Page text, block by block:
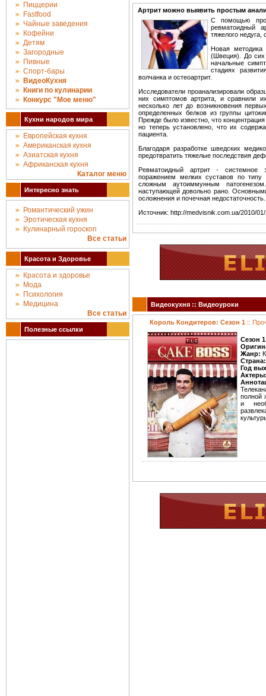
Пиццерии
Fastfood
Чайные заведения
Кофейни
Детям
Загородные
Пивные
Спорт-бары
ВидеоКухня
Книги по кулинарии
Конкурc "Мое меню"
Кухни народов мира
Европейская кухня
Американская кухня
Азиатская кухня
Африканская кухня
Каталог меню
Интересно знать
Романтический ужин
Эротическая кухня
Кулинарный гороскоп
Все статьи
Красота и Здоровье
Красота и здоровье
Мода
Психология
Медицина
Все статьи
Полезные ссылки
Артрит можно выявить простым
С помощью
ревматоидный
тяжелого недуга,
Новая методика
(Швеция). До сих
начальные
стадиях
волчанка и остеоартрит.
Исследователи проанализировали
них симптомов артрита, и сравнили
несколько лет до возникновения
определенных белков из группы
Прежде было известно, что
но теперь установлено, что их
пациента.
Благодаря разработке шведских
предотвратить тяжелые последствия
Ревматоидный артрит - системное
поражением мелких суставов по типу
сложным аутоиммунным
наступающей довольно рано.
осложнения и почечная
Источник: http://medvisnik.com.ua/2010/
Видеокухня :: Видеоуроки
Король Кондитеров: Сезон 1 ::
Сезон
Жанр:
Страна:
Год
полной
и